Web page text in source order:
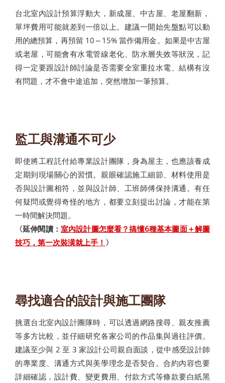
台北室內設計預算浮動大，新成屋、中古屋、老屋翻新，
單坪費用可能就差到一倍以上。建議一開始先盤點可以動
用的總預算，再預留 10～15% 當作備用金。如果是中古屋
或老屋，可能會有水電管線老化、防水層失效等狀況，記
得一定要跟設計師討論是否需要全室重拉水電、結構有沒
有問題，才不會中途追加，突然增加一筆預算。
監工與溝通不可少
即使將工程託付給專業設計團隊，身為屋主，也應該養成
定期到現場關心的習慣。親眼確認施工細節、材料使用是
否與設計圖相符，並與設計師、工班師傅保持溝通。有任
何疑問或覺得奇怪的地方，都要立刻提出討論，才能在第
一時間解決問題。
〈延伸閱讀： 室內設計圖怎麼看？搞懂6種基本圖面＋解圖
技巧，第一次裝潢就上手！ 〉
尋找適合的設計與施工團隊
挑選台北室內設計團隊時，可以透過網路搜尋、親友推薦
等多方比較，並仔細研究各家公司的作品集與過往評價。
建議至少與 2 至 3 家設計公司親自面談，從中感受設計師
的專業度、溝通方式與美學理念是否契合。合約內容也要
詳細確認，設計費、變更費用、付款方式等條款要白紙黑